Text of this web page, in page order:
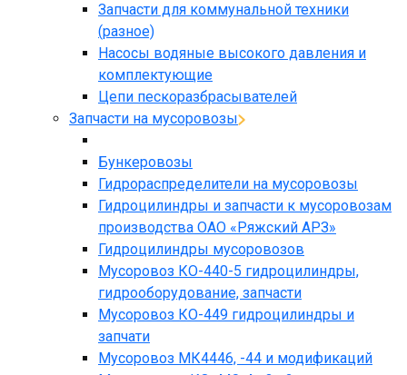
Запчасти для коммунальной техники
(разное)
Насосы водяные высокого давления и
комплектующие
Цепи пескоразбрасывателей
Запчасти на мусоровозы
Бункеровозы
Гидрораспределители на мусоровозы
Гидроцилиндры и запчасти к мусоровозам
производства ОАО «Ряжский АРЗ»
Гидроцилиндры мусоровозов
Мусоровоз КО-440-5 гидроцилиндры,
гидрооборудование, запчасти
Мусоровоз КО-449 гидроцилиндры и
запчати
Мусоровоз МК4446, -44 и модификаций